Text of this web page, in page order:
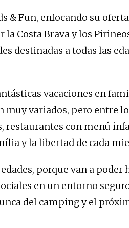
& Fun, enfocando su
Costa Brava y los
destinadas a todas las
vacaciones en
muy variados, pero entre
restaurantes con menú
y la libertad de cada
porque van a poder
en un entorno
del camping y el